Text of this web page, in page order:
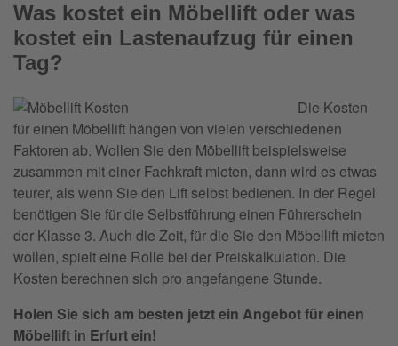
Was kostet ein Möbellift oder was
kostet ein Lastenaufzug für einen
Tag?
Die Kosten
für einen Möbellift hängen von vielen verschiedenen
Faktoren ab. Wollen Sie den Möbellift beispielsweise
zusammen mit einer Fachkraft mieten, dann wird es etwas
teurer, als wenn Sie den Lift selbst bedienen. In der Regel
benötigen Sie für die Selbstführung einen Führerschein
der Klasse 3. Auch die Zeit, für die Sie den Möbellift mieten
wollen, spielt eine Rolle bei der Preiskalkulation. Die
Kosten berechnen sich pro angefangene Stunde.
Holen Sie sich am besten jetzt ein Angebot für einen
Möbellift in Erfurt ein!